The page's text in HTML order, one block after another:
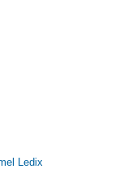
Ledix